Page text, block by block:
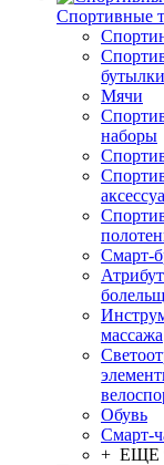
Спортивные
бутылки
Мячи
наборы
Смарт-
массажа
Обувь
Смарт-
+ ЕЩЕ